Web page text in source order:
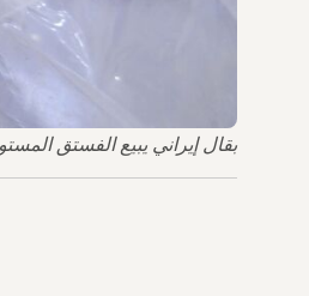
بقال إيراني يبيع الفستق المستورد من إيران في